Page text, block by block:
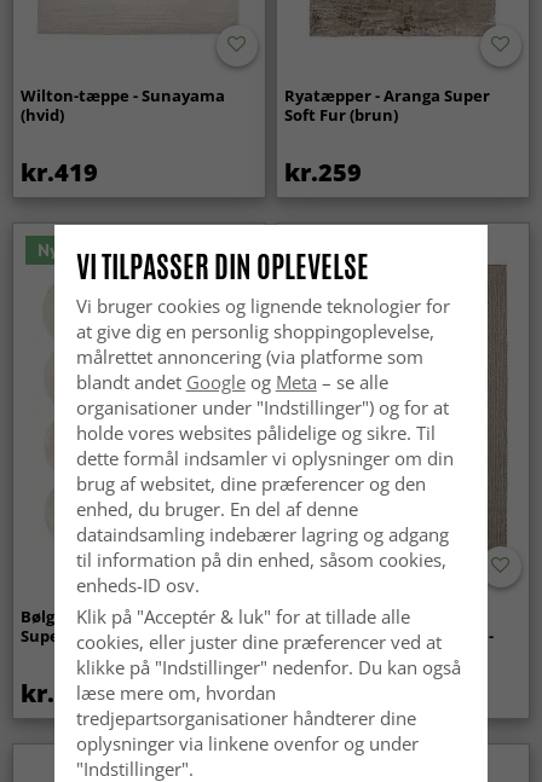
Wilton-tæppe - Sunayama
(hvid)
kr.419
Ryatæpper - Aranga Super
Soft Fur (brun)
kr.259
Nyhed
Bølget ryatæppe - Aranga
Super Soft Fur (beige)
kr.369
Tæpper til
indendørs/udendørs brug -
Arlo (beige)
VI TILPASSER DIN OPLEVELSE
Vi bruger cookies og lignende teknologier for
at give dig en personlig shoppingoplevelse,
målrettet annoncering (via platforme som
blandt andet Googleog Meta – se alle
organisationer under "Indstillinger") og for at
holde vores websites pålidelige og sikre. Til
dette formål indsamler vi oplysninger om din
brug af websitet, dine præferencer og den
enhed, du bruger. En del af denne
dataindsamling indebærer lagring og adgang
til information på din enhed, såsom cookies,
enheds-ID osv.
Klik på "Acceptér & luk" for at tillade alle
cookies, eller juster dine præferencer ved at
klikke på "Indstillinger" nedenfor. Du kan også
læse mere om, hvordan
tredjepartsorganisationer håndterer dine
oplysninger via linkene ovenfor og under
"Indstillinger".